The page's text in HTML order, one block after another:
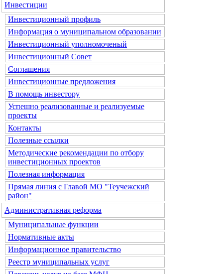
Инвестиции
Инвестиционный профиль
Информация о муниципальном образовании
Инвестиционный уполномоченый
Инвестиционный Совет
Соглашения
Инвестиционные предложения
В помощь инвестору
Успешно реализованные и реализуемые
проекты
Контакты
Полезные ссылки
Методические рекомендации по отбору
инвестиционных проектов
Полезная информация
Прямая линия с Главой МО "Теучежский
район"
Административная реформа
Муниципальные функции
Нормативные акты
Информационное правительство
Реестр муниципальных услуг